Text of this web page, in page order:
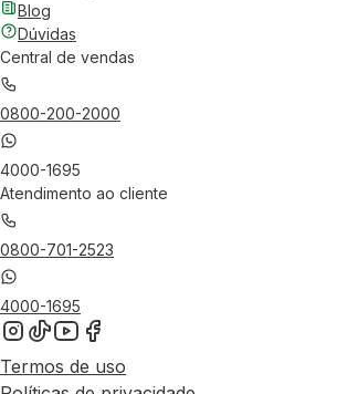
Blog
Dúvidas
Central de vendas
0800-200-2000
4000-1695
Atendimento ao cliente
0800-701-2523
4000-1695
Termos de uso